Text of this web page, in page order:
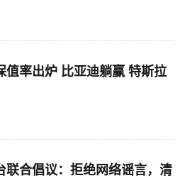
值率出炉 比亚迪躺赢 特斯拉
联合倡议：拒绝网络谣言，清